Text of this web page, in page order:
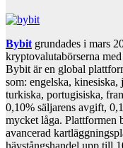
Bybit grundades i mars
kryptovalutabörserna
Bybit är en global
som: engelska, kinesiska,
turkiska, portugisiska,
0,10% säljarens avgift,
mycket låga. Plattformen
avancerad
hävstångshandel upp till